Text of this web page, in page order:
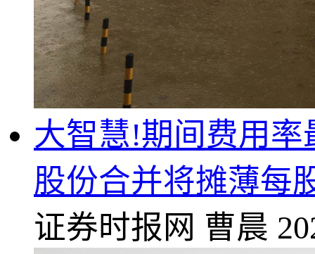
大智慧!期间费用率
股份合并将摊薄每
证券时报网 曹晨